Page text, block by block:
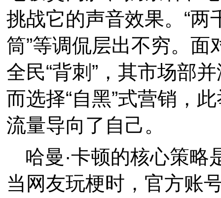
挑战它的声音效果。“
筒”等调侃层出不穷。面
全民“背刺”，其市场部
而选择“自黑”式营销，
流量导向了自己。
哈曼·卡顿的核心策略
当网友玩梗时，官方账